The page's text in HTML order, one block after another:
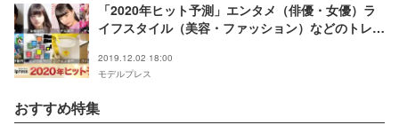
「2020年ヒット予測」エンタメ（俳優・女優）ラ
イフスタイル（美容・ファッション）などのトレン
2019.12.02 18:00
モデルプレス
おすすめ特集